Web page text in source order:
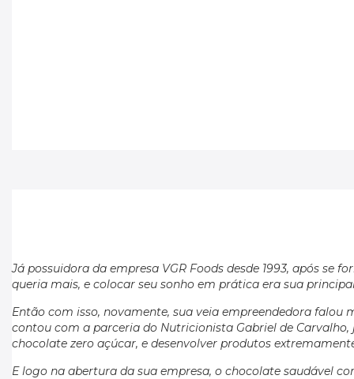
Já possuidora da empresa VGR Foods desde 1993, após
queria mais, e colocar seu sonho em prática era sua
Então com isso, novamente, sua veia empreendedora falou
contou com a parceria do Nutricionista Gabriel de
chocolate zero açúcar, e desenvolver produtos
E logo na abertura da sua empresa, o chocolate saudável